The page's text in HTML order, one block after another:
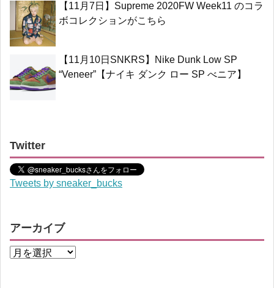
【11月7日】Supreme 2020FW Week11 のコラ
ボコレクションがこちら
【11月10日SNKRS】Nike Dunk Low SP
“Veneer”【ナイキ ダンク ロー SP べニア】
Twitter
Tweets by sneaker_bucks
アーカイブ